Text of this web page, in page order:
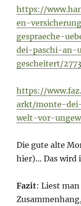
https://
en-
gespraeche-
dei-paschi-an-
gescheitert/
https://
arkt/monte-
welt-vor-
Die gute alte
hier)… Das wird
Fazit: Liest